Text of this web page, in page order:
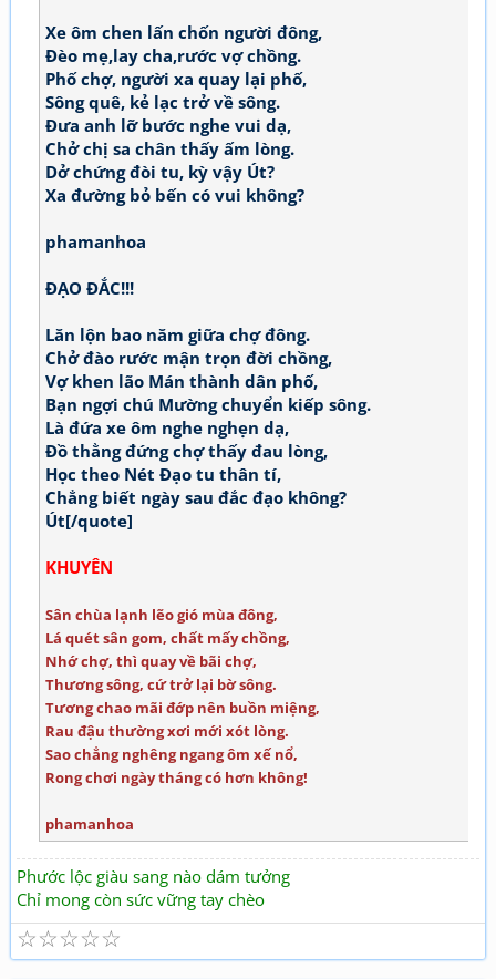
Xe ôm chen lấn chốn người đông,
Đèo mẹ,lay cha,rước vợ chồng.
Phố chợ, người xa quay lại phố,
Sông quê, kẻ lạc trở về sông.
Đưa anh lỡ bước nghe vui dạ,
Chở chị sa chân thấy ấm lòng.
Dở chứng đòi tu, kỳ vậy Út?
Xa đường bỏ bến có vui không?
phamanhoa
ĐẠO ĐẮC!!!
Lăn lộn bao năm giữa chợ đông.
Chở đào rước mận trọn đời chồng,
Vợ khen lão Mán thành dân phố,
Bạn ngợi chú Mường chuyển kiếp sông.
Là đứa xe ôm nghe nghẹn dạ,
Đồ thằng đứng chợ thấy đau lòng,
Học theo Nét Đạo tu thân tí,
Chẳng biết ngày sau đắc đạo không?
Út[/quote]
KHUYÊN
Sân chùa lạnh lẽo gió mùa đông,
Lá quét sân gom, chất mấy chồng,
Nhớ chợ, thì quay về bãi chợ,
Thương sông, cứ trở lại bờ sông.
Tương chao mãi đớp nên buồn miệng,
Rau đậu thường xơi mới xót lòng.
Sao chẳng nghêng ngang ôm xế nổ,
Rong chơi ngày tháng có hơn không!
phamanhoa
Phước lộc giàu sang nào dám tưởng
Chỉ mong còn sức vững tay chèo
☆
☆
☆
☆
☆